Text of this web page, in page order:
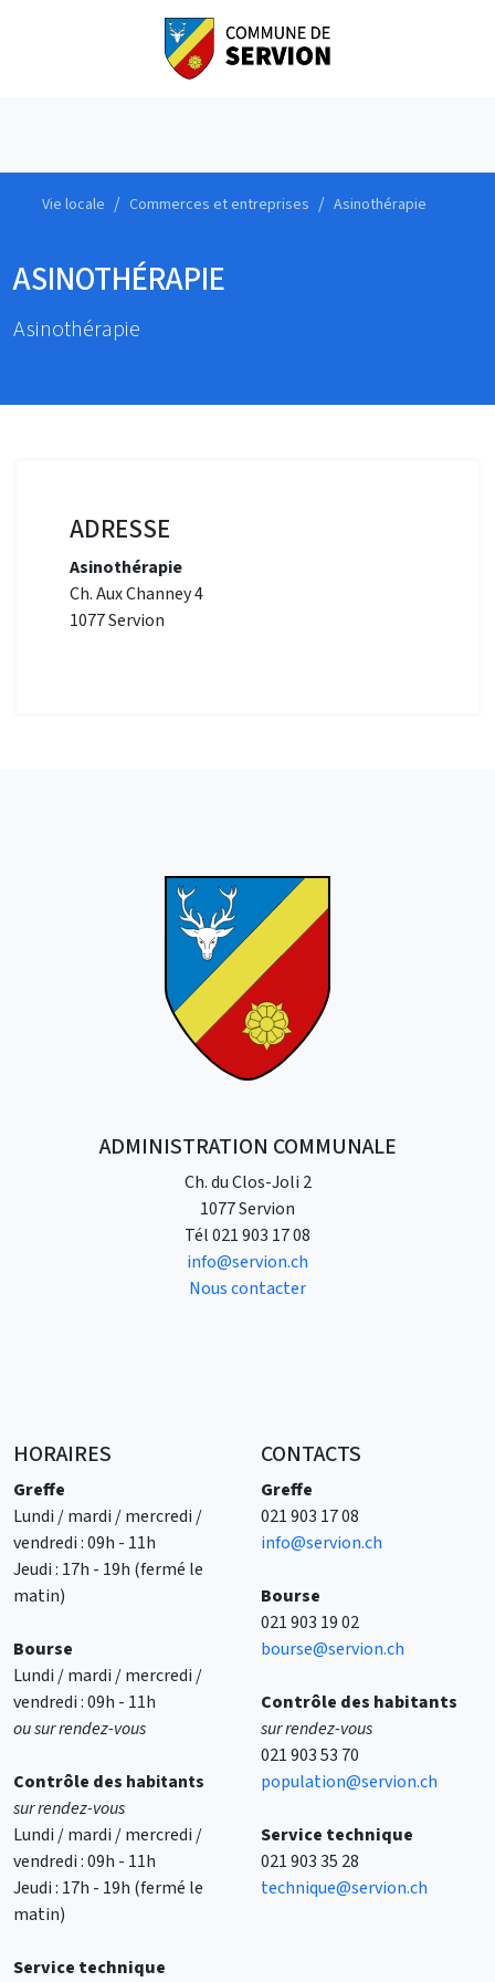
Vie locale Commerces et entreprises Asinothérapie
ASINOTHÉRAPIE
Asinothérapie
ADRESSE
Asinothérapie
Ch. Aux Channey 4
1077 Servion
ADMINISTRATION COMMUNALE
Ch. du Clos-Joli 2
1077 Servion
Tél021 903 17 08
info@servion.ch
Nous contacter
HORAIRES
Greffe
Lundi / mardi / mercredi /
vendredi : 09h - 11h
Jeudi : 17h - 19h (fermé le
matin)
Bourse
Lundi / mardi / mercredi /
vendredi : 09h - 11h
ou sur rendez-vous
Contrôle des habitants
sur rendez-vous
Lundi / mardi / mercredi /
vendredi : 09h - 11h
Jeudi : 17h - 19h (fermé le
matin)
Service technique
CONTACTS
Greffe
021 903 17 08
info@servion.ch
Bourse
021 903 19 02
bourse@servion.ch
Contrôle des habitants
sur rendez-vous
021 903 53 70
population@servion.ch
Service technique
021 903 35 28
technique@servion.ch